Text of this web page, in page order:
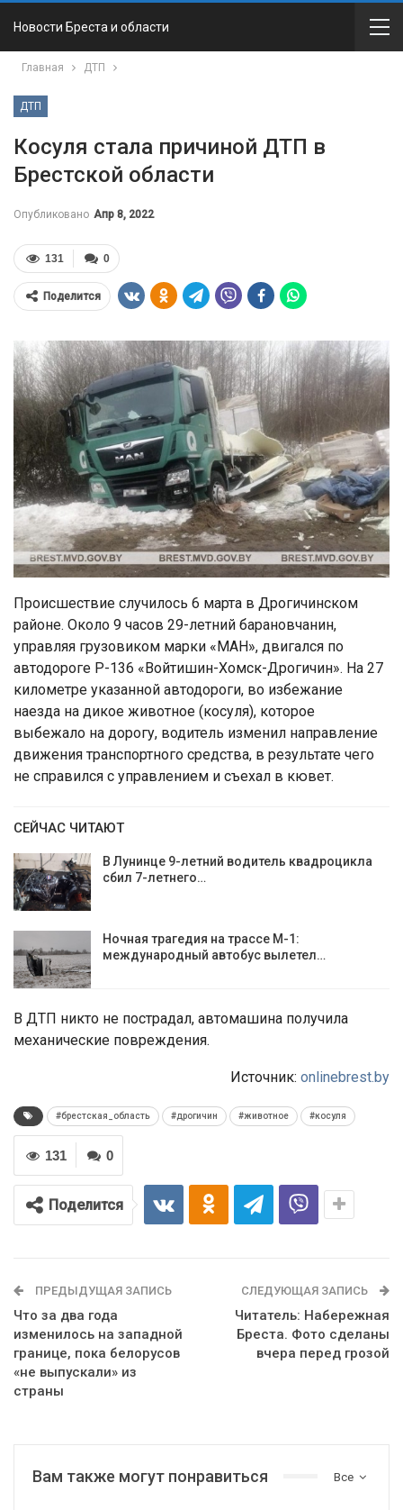
Новости Бреста и области
Главная ДТП
ДТП
Косуля стала причиной ДТП в
Брестской области
Опубликовано Апр 8, 2022
0
131
Поделится
Происшествие случилось 6 марта в Дрогичинском
районе. Около 9 часов 29-летний барановчанин,
управляя грузовиком марки «МАН», двигался по
автодороге Р-136 «Войтишин-Хомск-Дрогичин». На 27
километре указанной автодороги, во избежание
наезда на дикое животное (косуля), которое
выбежало на дорогу, водитель изменил направление
движения транспортного средства, в результате чего
не справился с управлением и съехал в кювет.
СЕЙЧАС ЧИТАЮТ
В Лунинце 9-летний водитель квадроцикла
сбил 7-летнего…
Ночная трагедия на трассе М-1:
международный автобус вылетел…
В ДТП никто не пострадал, автомашина получила
механические повреждения.
Источник: onlinebrest.by
#брестская_область #дрогичин #животное #косуля
0
131
Поделится
ПРЕДЫДУЩАЯ ЗАПИСЬ
Что за два года
изменилось на западной
границе, пока белорусов
«не выпускали» из
страны
СЛЕДУЮЩАЯ ЗАПИСЬ
Читатель: Набережная
Бреста. Фото сделаны
вчера перед грозой
Все
Вам также могут понравиться